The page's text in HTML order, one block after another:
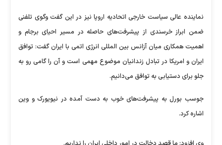
نماینده عالی سیاست خارجی اتحادیه اروپا نیز در این گفت وگوی تلفنی
ضمن ابراز خرسندی از پیشرفت‌های حاصله در مسیر احیای برجام و
اهمیت همکاری میان آزانس بین المللی انرژی اتمی با ایران گفت: توافق
ایران و امریکا در تبادل زندانیان موضوع مهمی است و آن را گامی رو به
جلو برای دستیابی به توافق می‌دانیم.
جوسب بورل به پیشرفت‌های خوب به دست آمده در نیویورک و وین
اشاره کرد.